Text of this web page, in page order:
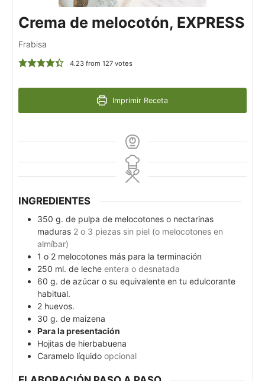
Crema de melocotón, EXPRESS
Frabisa
4.23from 127votes
Imprimir Receta
INGREDIENTES
350 g. de pulpa de melocotones o nectarinas
maduras 2 o 3 piezas sin piel (o melocotones en
almíbar)
1 o 2 melocotones más para la terminación
250 ml. de leche entera o desnatada
60 g. de azúcar o su equivalente en tu edulcorante
habitual.
2 huevos.
30 g. de maizena
Para la presentación
Hojitas de hierbabuena
Caramelo líquido opcional